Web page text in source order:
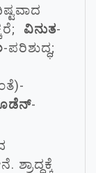
ವಿನುತ-
-ಪರಿಶುದ್ಧ;
-